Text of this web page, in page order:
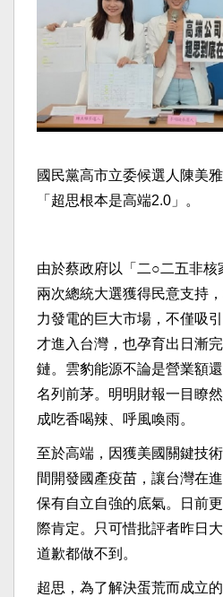
國民黨高市立委候選人陳美
「超思根本是高端2.0」。
由於蔡政府以「二○二五非核
兩次總統大選獲得民意支持
力發電的巨大市場，不僅吸
才進入台灣，也孕育出日漸
鏈。雲豹能源不論是營業額
名列前茅。明明財報一目瞭
成吃香喝辣、呼風喚雨。
至於高端，因獲美國關鍵技
間開發國產疫苗，讓台灣在
保有自立自強的底氣。日前
際肯定。只可惜批評者昨日
道歉都做不到。
超思，為了解決蛋荒而成立